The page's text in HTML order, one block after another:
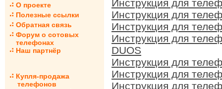
О проекте
Полезные ссылки
Обратная связь
Форум о сотовых
телефонах
Наш партнёр
Купля-продажа
телефонов
Инструкция для
Инструкция для
Инструкция для
Инструкция для
DUOS
Инструкция для
Инструкция для
Инструкция для